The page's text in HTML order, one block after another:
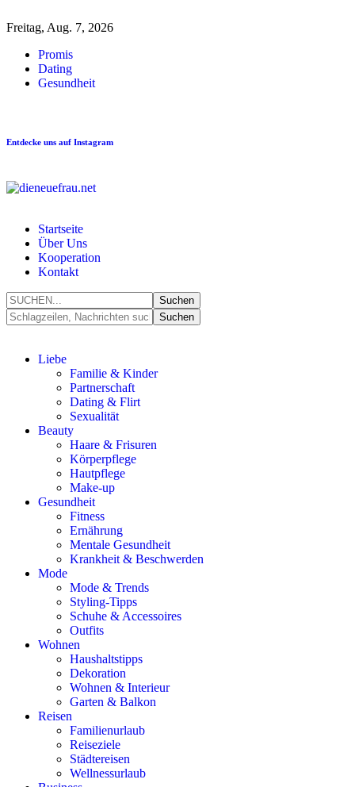
Freitag, Aug. 7, 2026
Promis
Dating
Gesundheit
Entdecke uns auf Instagram
Startseite
Über Uns
Kooperation
Kontakt
Liebe
Familie & Kinder
Partnerschaft
Dating & Flirt
Sexualität
Beauty
Haare & Frisuren
Körperpflege
Hautpflege
Make-up
Gesundheit
Fitness
Ernährung
Mentale Gesundheit
Krankheit & Beschwerden
Mode
Mode & Trends
Styling-Tipps
Schuhe & Accessoires
Outfits
Wohnen
Haushaltstipps
Dekoration
Wohnen & Interieur
Garten & Balkon
Reisen
Familienurlaub
Reiseziele
Städtereisen
Wellnessurlaub